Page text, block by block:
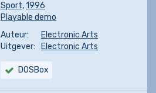
Sport,1996
Playable demo
Auteur:
Electronic Arts
Uitgever:
Electronic Arts
DOSBox